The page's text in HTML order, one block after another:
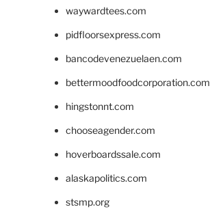
waywardtees.com
pidfloorsexpress.com
bancodevenezuelaen.com
bettermoodfoodcorporation.com
hingstonnt.com
chooseagender.com
hoverboardssale.com
alaskapolitics.com
stsmp.org